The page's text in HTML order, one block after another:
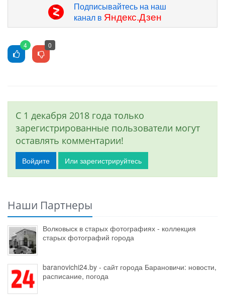
Подписывайтесь на наш
канал в Яндекс.Дзен
4 0
С 1 декабря 2018 года только
зарегистрированные пользователи могут
оставлять комментарии!
Войдите Или зарегистрируйтесь
Наши Партнеры
Волковыск в старых фотографиях - коллекция
старых фотографий города
baranovichi24.by - сайт города Барановичи: новости,
расписание, погода